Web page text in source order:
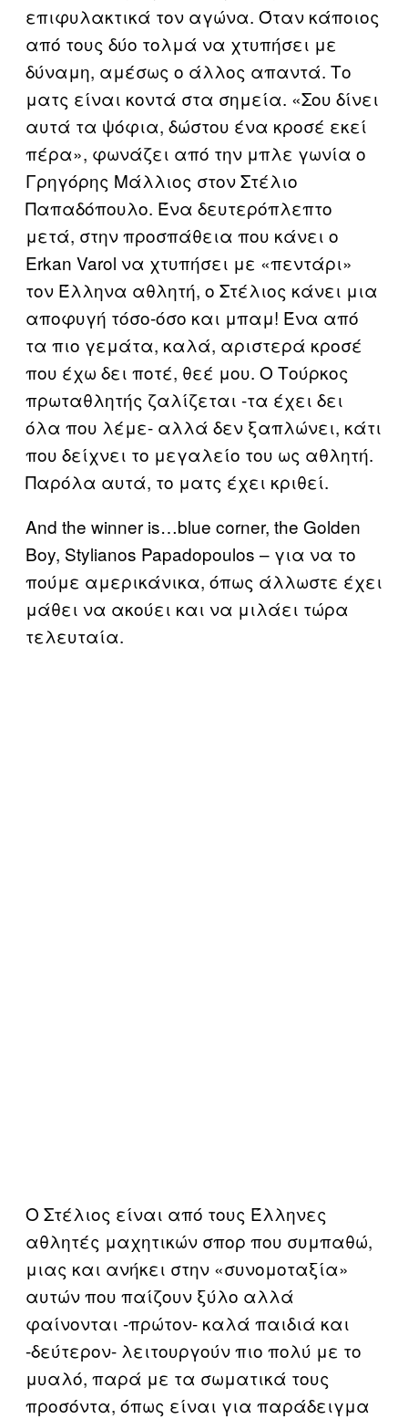
επιφυλακτικά τον αγώνα. Όταν κάποιος
από τους δύο τολμά να χτυπήσει με
δύναμη, αμέσως ο άλλος απαντά. Το
ματς είναι κοντά στα σημεία. «Σου δίνει
αυτά τα ψόφια, δώστου ένα κροσέ εκεί
πέρα», φωνάζει από την μπλε γωνία ο
Γρηγόρης Μάλλιος στον Στέλιο
Παπαδόπουλο. Ένα δευτερόπλεπτο
μετά, στην προσπάθεια που κάνει ο
Erkan Varol να χτυπήσει με «πεντάρι»
τον Έλληνα αθλητή, ο Στέλιος κάνει μια
αποφυγή τόσο-όσο και μπαμ! Ένα από
τα πιο γεμάτα, καλά, αριστερά κροσέ
που έχω δει ποτέ, θεέ μου. Ο Τούρκος
πρωταθλητής ζαλίζεται -τα έχει δει
όλα που λέμε- αλλά δεν ξαπλώνει, κάτι
που δείχνει το μεγαλείο του ως αθλητή.
Παρόλα αυτά, το ματς έχει κριθεί.
And the winner is…blue corner, the Golden
Boy, Stylianos Papadopoulos – για να το
πούμε αμερικάνικα, όπως άλλωστε έχει
μάθει να ακούει και να μιλάει τώρα
τελευταία.
Ο Στέλιος είναι από τους Έλληνες
αθλητές μαχητικών σπορ που συμπαθώ,
μιας και ανήκει στην «συνομοταξία»
αυτών που παίζουν ξύλο αλλά
φαίνονται -πρώτον- καλά παιδιά και
-δεύτερον- λειτουργούν πιο πολύ με το
μυαλό, παρά με τα σωματικά τους
προσόντα, όπως είναι για παράδειγμα